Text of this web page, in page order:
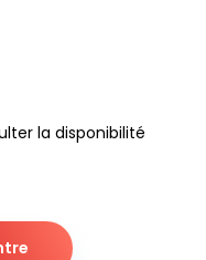
la disponibilité